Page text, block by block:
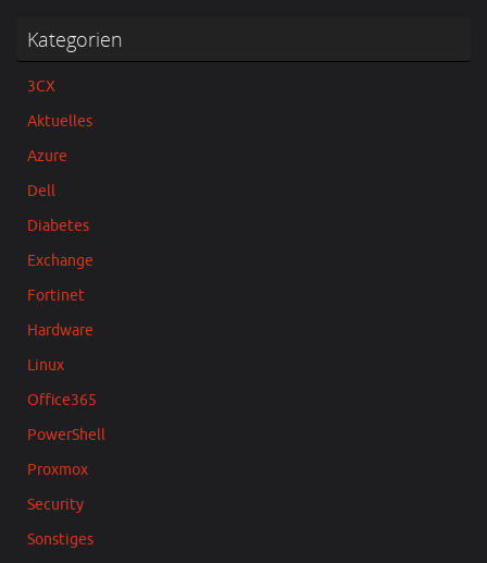
Kategorien
3CX
Aktuelles
Azure
Dell
Diabetes
Exchange
Fortinet
Hardware
Linux
Office365
PowerShell
Proxmox
Security
Sonstiges